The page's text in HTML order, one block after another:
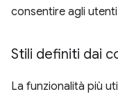
consentire agli
Stili definiti dai
La funzionalità più